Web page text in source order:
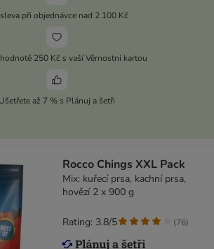
při objednávce nad 2 100 Kč
250 Kč s vaší Věrnostní kartou
Ušetřete až 7 % s Plánuj a šetři
Rocco Chings XXL Pack
Mix: kuřecí prsa, kachní prsa,
hovězí 2 x 900 g
Rating: 3.8/5 (76)